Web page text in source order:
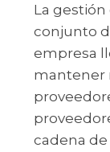
La
conjunto
empresa
mantener
cadena